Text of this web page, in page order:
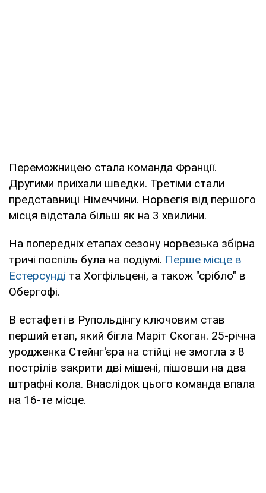
Переможницею стала команда Франції.
Другими приїхали шведки. Третіми стали
представниці Німеччини. Норвегія від першого
місця відстала більш як на 3 хвилини.
На попередніх етапах сезону норвезька збірна
тричі поспіль була на подіумі. Перше місце в
Естерсунді та Хогфільцені, а також "срібло" в
Обергофі.
В естафеті в Рупольдінгу ключовим став
перший етап, який бігла Маріт Скоган. 25-річна
уродженка Стейнг'єра на стійці не змогла з 8
пострілів закрити дві мішені, пішовши на два
штрафні кола. Внаслідок цього команда впала
на 16-те місце.